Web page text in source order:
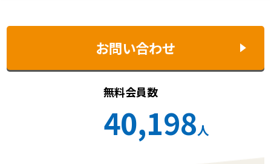
お問い合わせ
無料会員数
40,198人